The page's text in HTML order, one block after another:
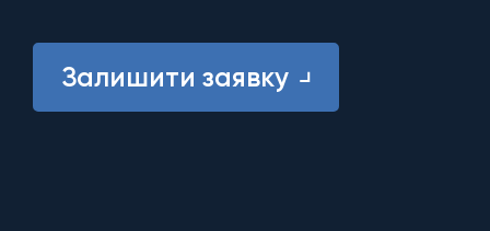
Залишити заявку